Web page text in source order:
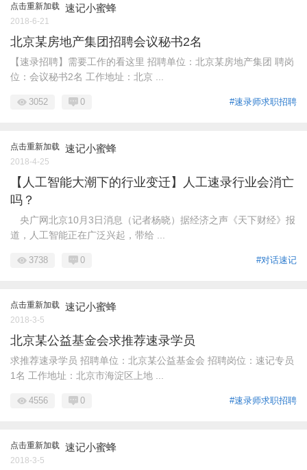
点击重新加载 速记小蜜蜂
2018-6-21
北京某房地产集团招聘会议秘书2名
【速录招聘】需要工作的看这里 招聘单位：北京某房地产集团 聘岗
位：会议秘书2名 工作地址：北京 ...
#速录师求职招聘
3052 0
点击重新加载 速记小蜜蜂
2018-4-25
【人工智能大潮下的行业变迁】人工速录行业会消亡
吗？
央广网北京10月3日消息（记者杨晓）据经济之声《天下财经》报
道，人工智能正在广泛兴起，带给 ...
#对话速记
3738 0
点击重新加载 速记小蜜蜂
2018-3-5
北京某公益基金会求推荐速录学员
求推荐速录学员 招聘单位：北京某公益基金会 招聘岗位：速记专员
1名 工作地址：北京市海淀区上地 ...
#速录师求职招聘
4556 0
点击重新加载 速记小蜜蜂
2018-3-5